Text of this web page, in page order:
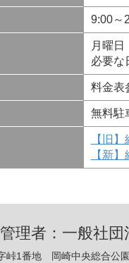
9:00～
月曜
必要な
料金表
無料駐
【旧
【新
理者：一般社
峠1番地 岡崎中央総合公